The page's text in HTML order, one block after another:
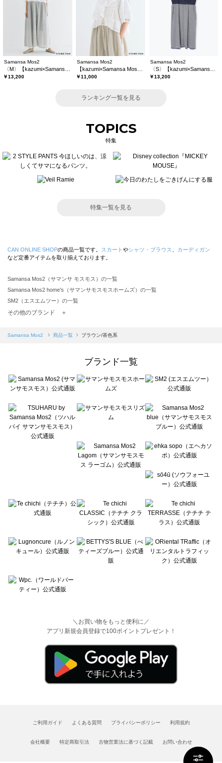
Samansa Mos2
￥13,200
Samansa Mos2
￥11,000
Samansa Mos2
￥13,200
ランキング一覧を見る
TOPICS
特集
特集一覧を見る
CAN ONLINE SHOPの商品一覧です。 スカート やシャツ・ブラウス
カーディガン
など定番アイテムを取り揃えております。
Samansa Mos2（サマンサ モスモス）の一覧
Samansa Mos2 home's（サマンサモスモスホームズ）の一覧
SM2（エスエムツー）の一覧
TSUHARU by Samansa Mos2（ツハルバイサマンサモスモス）の一覧
Samansa Mos2 blue（サマンサモスモス ブルー）の一覧
Te chichi（テチチ）の一覧
Te chichi CLASSIC（テチチ クラシック）の一覧
Lugnoncure（ルノンキュール）の一覧
BETTY'S BLUE（べティーズブルー）の一覧
Wpc.（ワールドパーティー）の一覧
その他のブランド ＋
Samansa Mos2 商品一覧 ブラウン/茶色系
ブランド一覧
＼お買い物をもっと便利に／
アプリ新規会員登録で100ポイントプレゼント！
ご利用ガイド よくある質問 プライバシーポリシー 利用規約
会社概要 特定商取引法 古物営業法に基づく記載 お問い合わせ